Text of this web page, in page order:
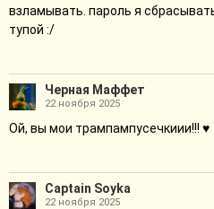
взламывать. пароль я
тупой :/
Черная Маффет
22 ноября 2025
Ой, вы мои трампампусечкиии!!! ♥
Captain Soyka
22 ноября 2025